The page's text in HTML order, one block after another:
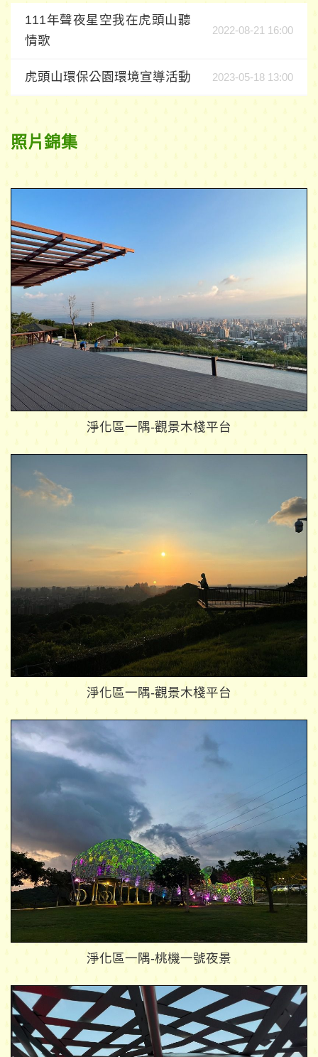
111年聲夜星空我在虎頭山聽
情歌
2022-08-21 16:00
虎頭山環保公園環境宣導活動 2023-05-18 13:00
照片錦集
淨化區一隅-觀景木棧平台
淨化區一隅-觀景木棧平台
淨化區一隅-桃機一號夜景